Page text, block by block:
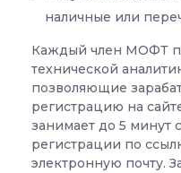
наличные или
Каждый член МОФТ
технической
позволяющие
регистрацию на
занимает до 5 минут
регистрации по
электронную почту.